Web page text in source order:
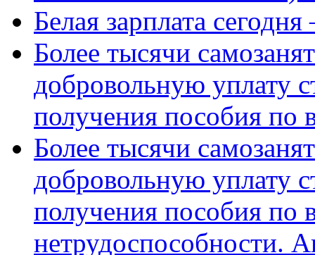
Белая зарплата
Более тысячи
добровольную уплату
получения пособия по
Более тысячи
добровольную уплату
получения пособия по
нетрудоспособности.